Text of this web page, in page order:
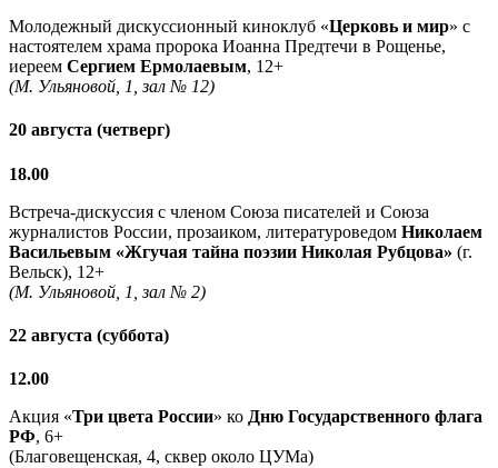
Молодежный дискуссионный киноклуб «Церковь и мир» с
настоятелем храма пророка Иоанна Предтечи в Рощенье,
иереем Сергием Ермолаевым, 12+
(М. Ульяновой, 1, зал № 12)
20 августа (четверг)
18.00
Встреча-дискуссия с членом Союза писателей и Союза
журналистов России, прозаиком, литературоведом Николаем
Васильевым «Жгучая тайна поэзии Николая Рубцова» (г.
Вельск), 12+
(М. Ульяновой, 1, зал № 2)
22 августа (суббота)
12.00
Акция «Три цвета России» ко Дню Государственного флага
РФ, 6+
(Благовещенская, 4, сквер около ЦУМа)